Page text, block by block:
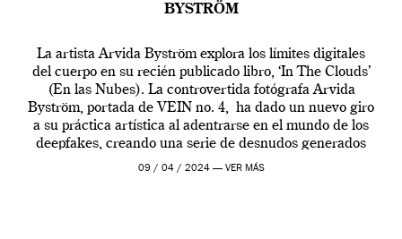
BYSTRÖM
La artista Arvida Byström explora los límites digitales
del cuerpo en su recién publicado libro, ‘In The Clouds’
(En las Nubes). La controvertida fotógrafa Arvida
Byström, portada de VEIN no. 4, ha dado un nuevo giro
a su práctica artística al adentrarse en el mundo de los
deepfakes, creando una serie de desnudos generados
por […]
09 / 04 / 2024 — VER MÁS